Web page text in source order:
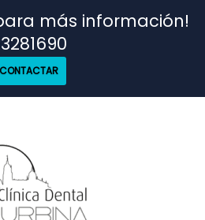
más información!
CONTACTAR